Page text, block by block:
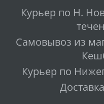
Курьер по Н.
Самовывоз из
Курьер по